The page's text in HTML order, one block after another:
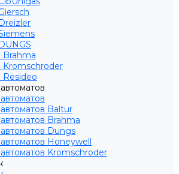
Brahma
Kromschroder
Resideo
Baltur
Brahma
Dungs
Honeywell
Kromschroder